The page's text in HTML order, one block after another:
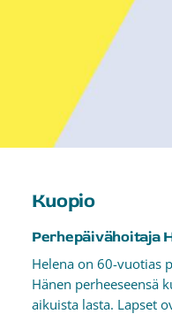
Kuopio
Perhepäivähoitaja
Helena on 60-vuotias
Hänen perheeseensä
aikuista lasta. Lapset